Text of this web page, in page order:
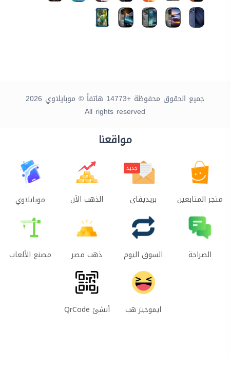
جميع الحقوق محفوظة +14773 هاتفاً © موبايلاوي 2026
All rights reserved